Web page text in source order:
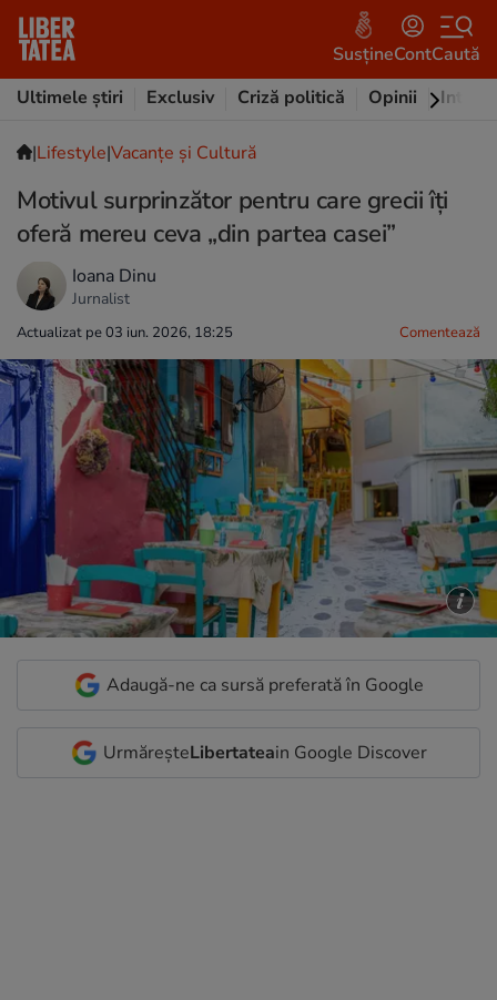
SusțineContCaută
Ultimele știri
Exclusiv Criză politică Opinii
|Lifestyle|Vacanțe și Cultură
Motivul surprinzător pentru care grecii îți
oferă mereu ceva „din partea casei”
Ioana Dinu
Jurnalist
Actualizat pe 03 iun. 2026, 18:25 Comentează
Adaugă-ne ca sursă preferată în Google
UrmăreșteLibertateain Google Discover